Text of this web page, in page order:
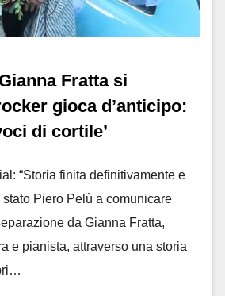
Fratta si
gioca d’anticipo:
di cortile’
“Storia finita definitivamente e
stato Piero Pelù a comunicare
da Gianna Fratta,
e pianista, attraverso una storia